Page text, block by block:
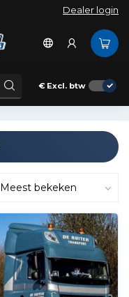
Dealer login
€ Excl. btw